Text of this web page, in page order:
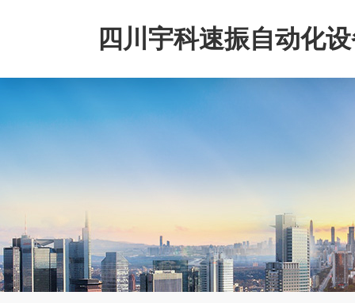
四川宇科速振自动化
公司